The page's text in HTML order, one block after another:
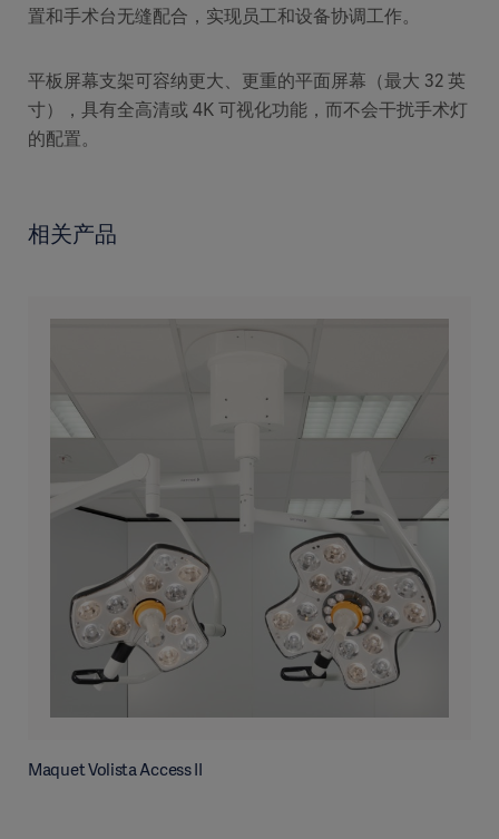
置和手术台无缝配合，实现员工和设备协调工作。
平板屏幕支架可容纳更大、更重的平面屏幕（最大 32 英
寸），具有全高清或 4K 可视化功能，而不会干扰手术灯
的配置。
相关产品
Maquet Volista Access II